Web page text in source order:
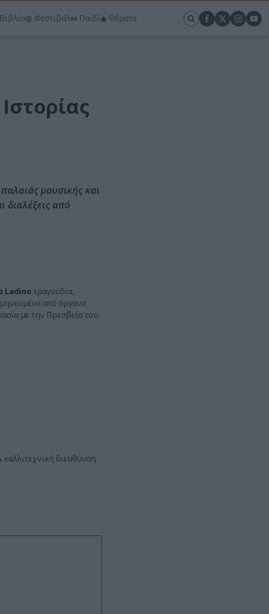
Βιβλίο Φεστιβάλ Παιδί Θέματα
μουσικής και
διαλέξεις από
Ladino τραγούδια,
από όργανα
με την Πρεσβεία του
διεύθυνση